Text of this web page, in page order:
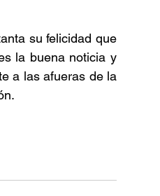
su felicidad que
la buena noticia y
a las afueras de la